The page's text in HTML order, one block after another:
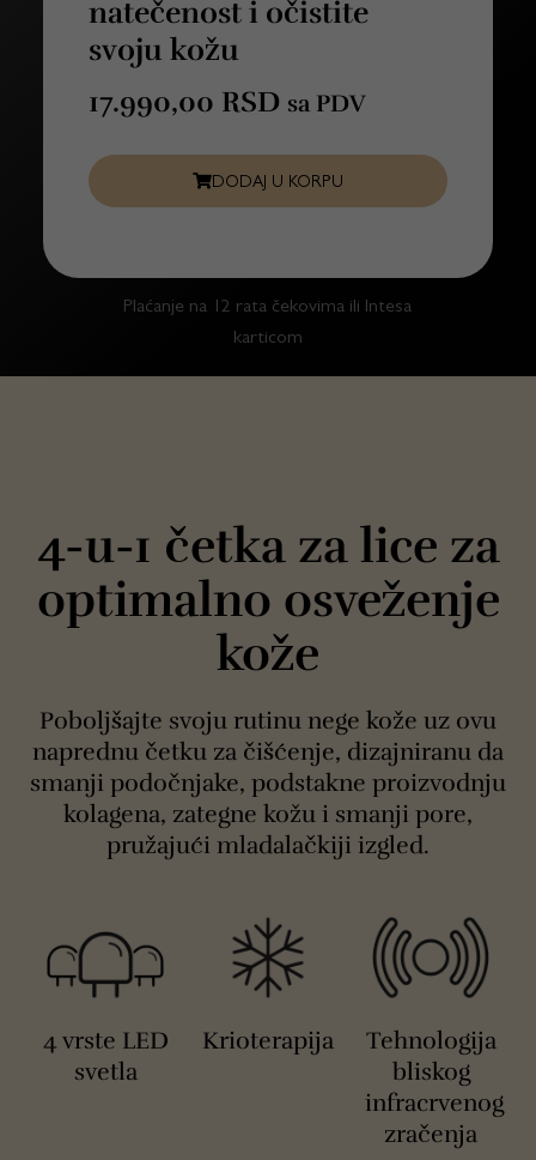
natečenost i očistite
svoju kožu
17.990,00 RSD sa PDV
DODAJ U KORPU
Plaćanje na 12 rata čekovima ili Intesa
karticom
4-u-1 četka za lice za
optimalno osveženje
kože
Poboljšajte svoju rutinu nege kože uz ovu
naprednu četku za čišćenje, dizajniranu da
smanji podočnjake, podstakne proizvodnju
kolagena, zategne kožu i smanji pore,
pružajući mladalačkiji izgled.
4 vrste LED
svetla
Krioterapija
Tehnologija
bliskog
infracrvenog
zračenja